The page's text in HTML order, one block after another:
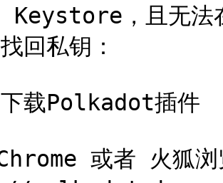
Keystore，且无法
回私钥：
下载Polkadot插件
或者 火狐